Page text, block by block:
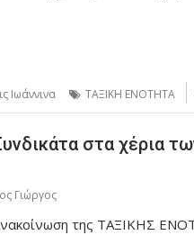
Ιωάννινα ΤΑΞΙΚΗ ΕΝΟΤΗΤΑ
στα χέρια
Γιώργος
της ΤΑΞΙΚΗΣ